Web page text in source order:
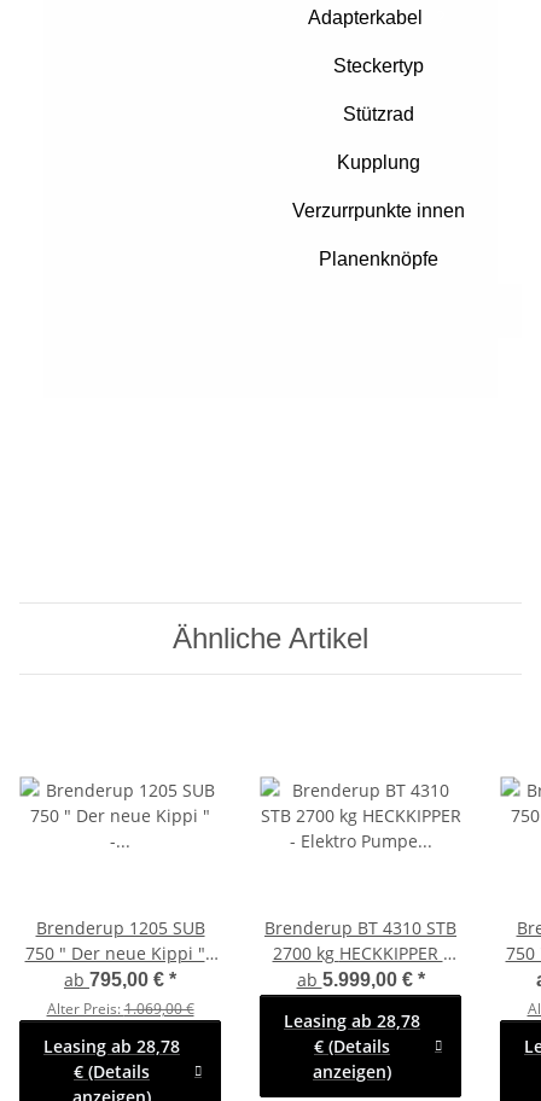
Adapterkabel
Steckertyp
Stützrad
Kupplung
Verzurrpunkte innen
Planenknöpfe
Ähnliche Artikel
Brenderup 1205 SUB
750 " Der neue Kippi " -
ABKLAPPBARE
ZUGDEICHSEL / VERTIKAL
ABSTELLEN
ab 795,00 € *
Alter Preis:1.069,00 €
Leasing ab 28,78
€ (Details
Brenderup BT 4310 STB
2700 kg HECKKIPPER -
Elektro Pumpe mit SI-GI
Laubgitter
ab 5.999,00 € *
Leasing ab 28,78
€ (Details
anzeigen)
750